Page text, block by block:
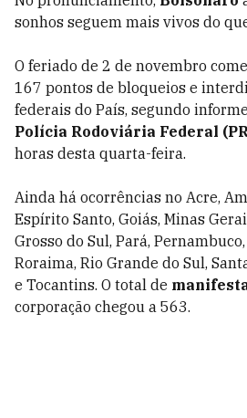
sonhos seguem mais vivos do
O feriado de 2 de novembro
167 pontos de bloqueios e
federais do País, segundo
Polícia Rodoviária Federal
horas desta quarta-feira.
Ainda há ocorrências no Acre,
Espírito Santo, Goiás, Minas
Grosso do Sul, Pará,
Roraima, Rio Grande do Sul,
e Tocantins. O total de
corporação chegou a 563.